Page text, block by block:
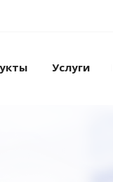
Услуги